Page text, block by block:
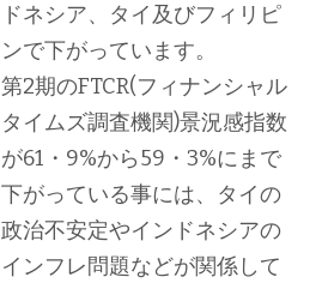
ドネシア、タイ及びフィリピ
ンで下がっています。
第2期のFTCR(フィナンシャル
タイムズ調査機関)景況感指数
が61・9%から59・3%にまで
下がっている事には、タイの
政治不安定やインドネシアの
インフレ問題などが関係して